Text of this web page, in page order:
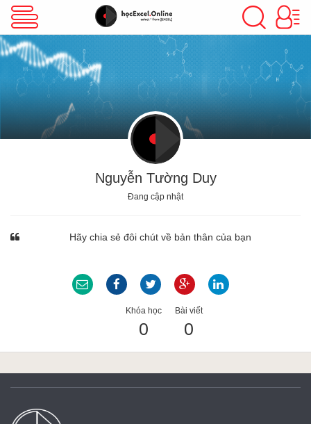
VBA Excel
Excel Cơ Bản
Excel Nâng Cao
Google Sheet
Nguyễn Tường Duy
Đang cập nhật
Hãy chia sẻ đôi chút về bản thân của bạn
Khóa học
0
Bài viết
0